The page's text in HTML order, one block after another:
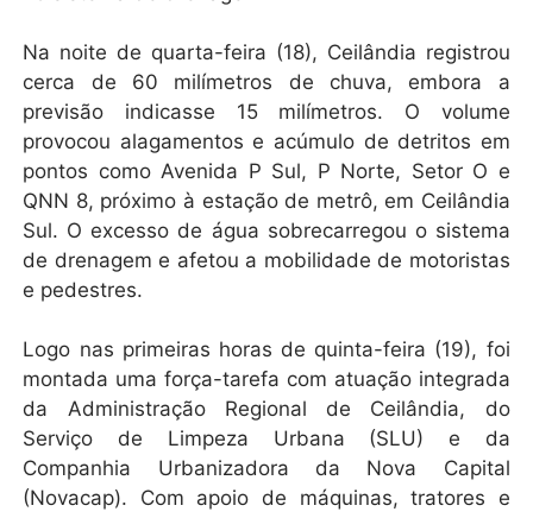
Na noite de quarta-feira (18), Ceilândia registrou
cerca de 60 milímetros de chuva, embora a
previsão indicasse 15 milímetros. O volume
provocou alagamentos e acúmulo de detritos em
pontos como Avenida P Sul, P Norte, Setor O e
QNN 8, próximo à estação de metrô, em Ceilândia
Sul. O excesso de água sobrecarregou o sistema
de drenagem e afetou a mobilidade de motoristas
e pedestres.
Logo nas primeiras horas de quinta-feira (19), foi
montada uma força-tarefa com atuação integrada
da Administração Regional de Ceilândia, do
Serviço de Limpeza Urbana (SLU) e da
Companhia Urbanizadora da Nova Capital
(Novacap). Com apoio de máquinas, tratores e